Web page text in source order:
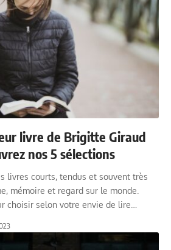
livre de Brigitte Giraud
nos 5 sélections
livres courts, tendus et souvent très
mémoire et regard sur le monde.
choisir selon votre envie de lire…